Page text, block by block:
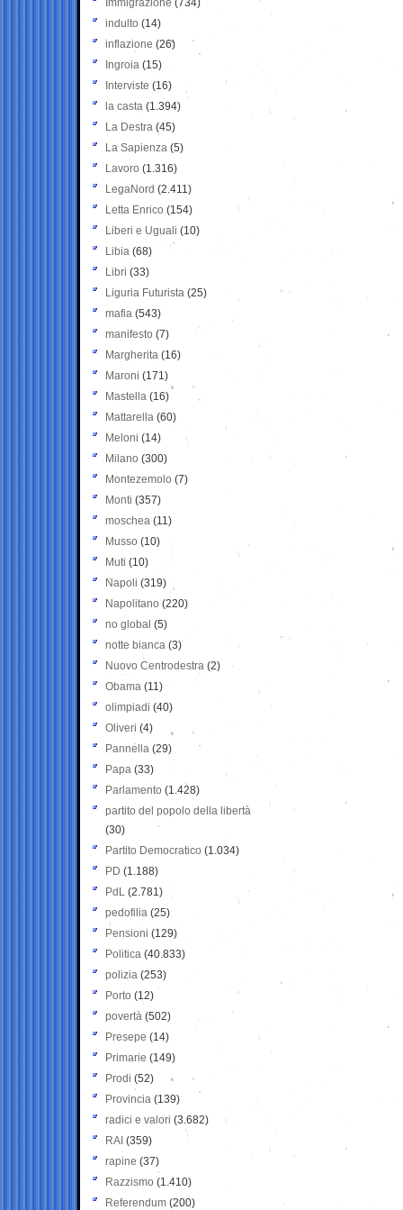
Immigrazione (734)
indulto (14)
inflazione (26)
Ingroia (15)
Interviste (16)
la casta (1.394)
La Destra (45)
La Sapienza (5)
Lavoro (1.316)
LegaNord (2.411)
Letta Enrico (154)
Liberi e Uguali (10)
Libia (68)
Libri (33)
Liguria Futurista (25)
mafia (543)
manifesto (7)
Margherita (16)
Maroni (171)
Mastella (16)
Mattarella (60)
Meloni (14)
Milano (300)
Montezemolo (7)
Monti (357)
moschea (11)
Musso (10)
Muti (10)
Napoli (319)
Napolitano (220)
no global (5)
notte bianca (3)
Nuovo Centrodestra (2)
Obama (11)
olimpiadi (40)
Oliveri (4)
Pannella (29)
Papa (33)
Parlamento (1.428)
partito del popolo della libertà
(30)
Partito Democratico (1.034)
PD (1.188)
PdL (2.781)
pedofilia (25)
Pensioni (129)
Politica (40.833)
polizia (253)
Porto (12)
povertà (502)
Presepe (14)
Primarie (149)
Prodi (52)
Provincia (139)
radici e valori (3.682)
RAI (359)
rapine (37)
Razzismo (1.410)
Referendum (200)